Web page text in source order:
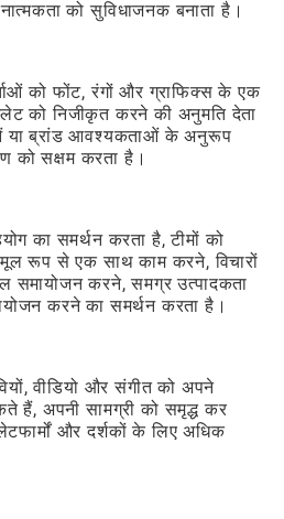
को सुविधाजनक बनाता है।
को फोंट, रंगों और ग्राफिक्स के एक
को निजीकृत करने की अनुमति देता
या ब्रांड आवश्यकताओं के अनुरूप
को सक्षम करता है।
का समर्थन करता है, टीमों को
मूल रूप से एक साथ काम करने, विचारों
समायोजन करने, समग्र उत्पादकता
करने का समर्थन करता है।
वीडियो और संगीत को अपने
हैं, अपनी सामग्री को समृद्ध कर
और दर्शकों के लिए अधिक